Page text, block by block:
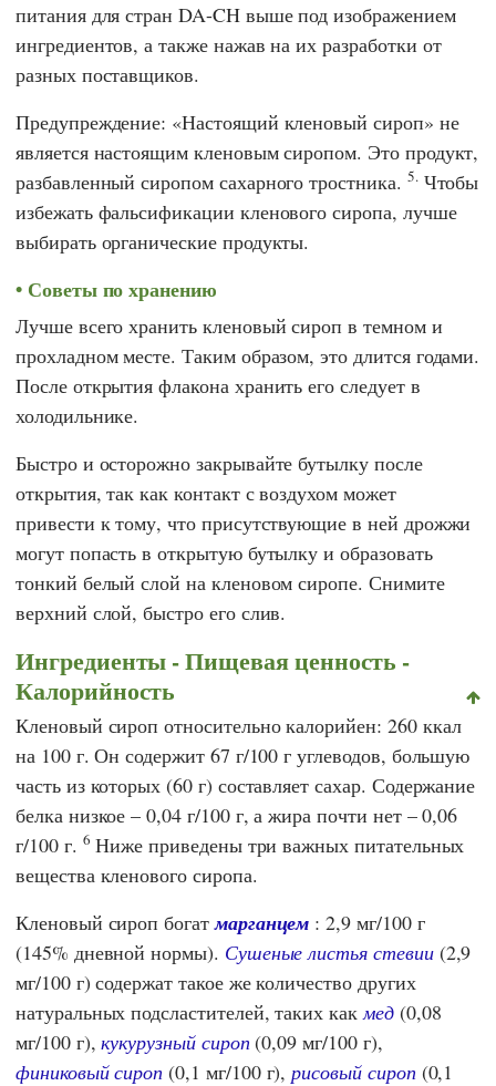
питания для стран DA-CH выше под изображением
ингредиентов, а также нажав на их разработки от
разных поставщиков.
Предупреждение: «Настоящий кленовый сироп» не
является настоящим кленовым сиропом. Это продукт,
разбавленный сиропом сахарного тростника. 5.Чтобы
избежать фальсификации кленового сиропа, лучше
выбирать органические продукты.
Советы по хранению
Лучше всего хранить кленовый сироп в темном и
прохладном месте. Таким образом, это длится годами.
После открытия флакона хранить его следует в
холодильнике.
Быстро и осторожно закрывайте бутылку после
открытия, так как контакт с воздухом может
привести к тому, что присутствующие в ней дрожжи
могут попасть в открытую бутылку и образовать
тонкий белый слой на кленовом сиропе. Снимите
верхний слой, быстро его слив.
Ингредиенты - Пищевая ценность -
Калорийность
Кленовый сироп относительно калорийен: 260 ккал
на 100 г. Он содержит 67 г/100 г углеводов, большую
часть из которых (60 г) составляет сахар. Содержание
белка низкое – 0,04 г/100 г, а жира почти нет – 0,06
г/100 г. 6 Ниже приведены три важных питательных
вещества кленового сиропа.
Кленовый сироп богатмарганцем : 2,9 мг/100 г
(145% дневной нормы). Сушеные листья стевии(2,9
мг/100 г) содержат такое же количество других
натуральных подсластителей, таких какмед(0,08
мг/100 г),кукурузный сироп (0,09 мг/100 г),
финиковый сироп (0,1 мг/100 г),рисовый сироп (0,1